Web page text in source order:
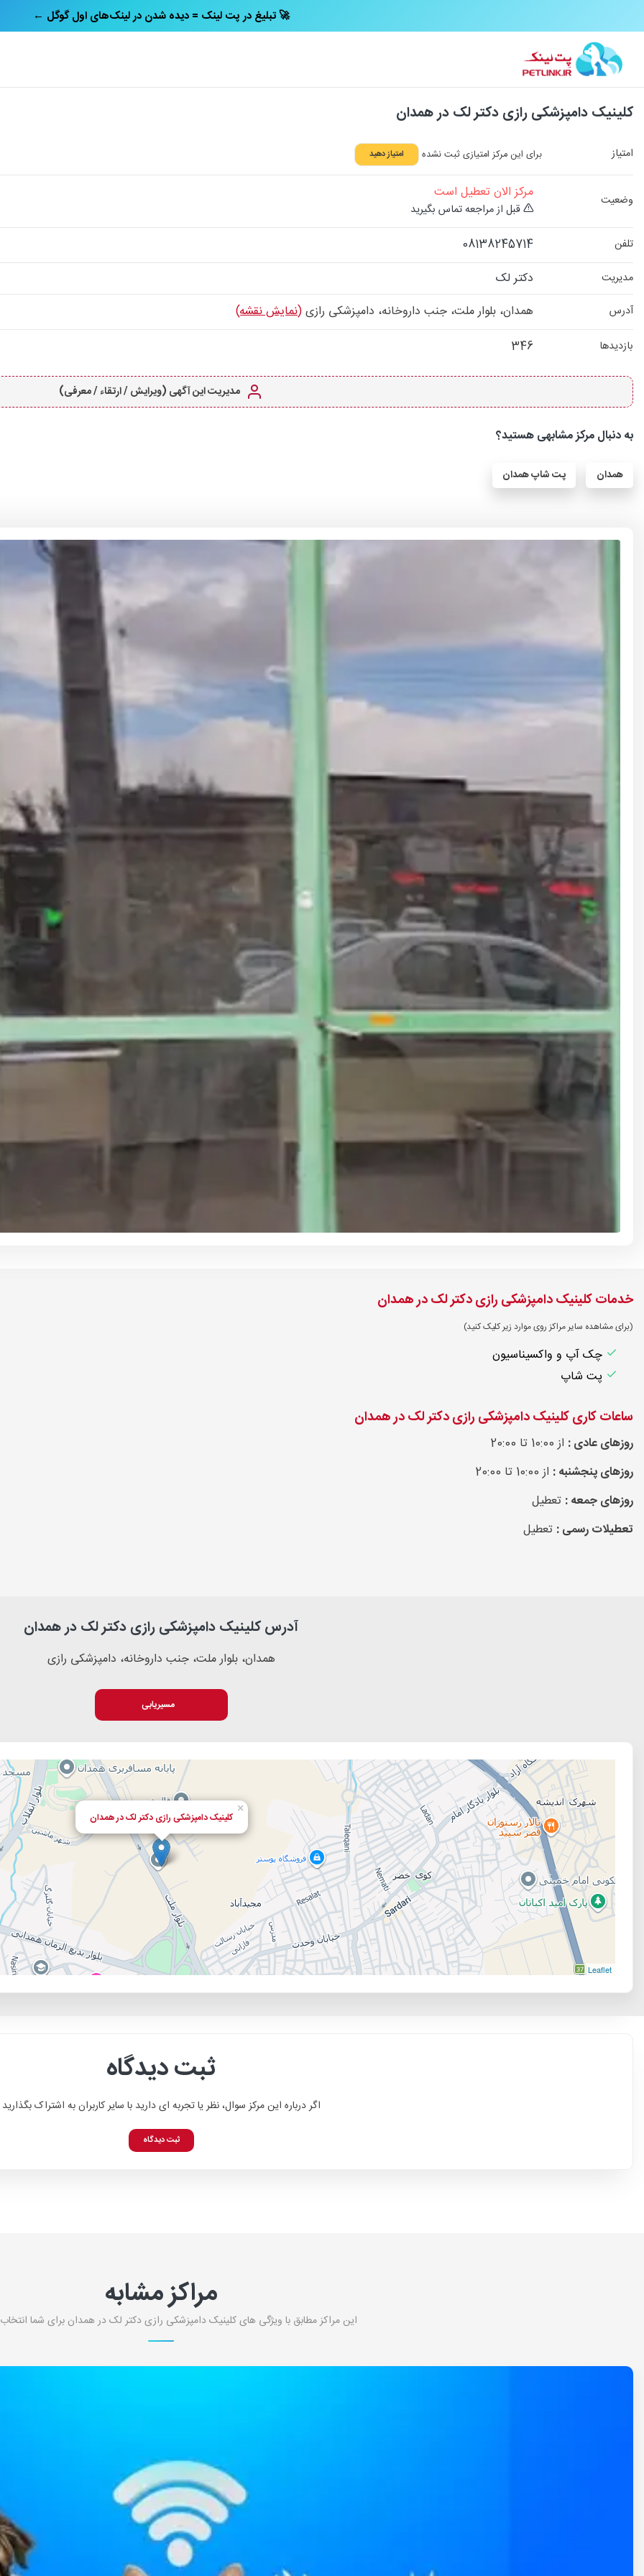
← تبلیغ در پت‌ لینک = دیده شدن در لینک‌های اول گوگل 🚀
کلینیک دامپزشکی رازی دکتر لک در همدان
امتیاز برای این مرکز امتیازی ثبت نشده امتیاز دهید
وضعیت مرکز الان تعطیل است
قبل از مراجعه تماس بگیرید
تلفن
08138245714
مدیریت دکتر لک
آدرس همدان، بلوار ملت، جنب داروخانه، دامپزشکی رازی(نمایش نقشه)
بازدیدها 346
مدیریت این آگهی (ویرایش / ارتقاء / معرفی)
به دنبال مرکز مشابهی هستید؟
همدان پت شاپ همدان
خدمات کلینیک دامپزشکی رازی دکتر لک در همدان
(برای مشاهده سایر مراکز روی موارد زیر کلیک کنید)
چک آپ و واکسیناسیون
پت شاپ
ساعات کاری کلینیک دامپزشکی رازی دکتر لک در همدان
روزهای عادی : از 10:00 تا 20:00
روزهای پنجشنبه : از 10:00 تا 20:00
روزهای جمعه : تعطیل
تعطیلات رسمی : تعطیل
آدرس کلینیک دامپزشکی رازی دکتر لک در همدان
همدان، بلوار ملت، جنب داروخانه، دامپزشکی رازی
مسیریابی
کلینیک دامپزشکی رازی دکتر لک در همدان
×
Leaflet
ثبت دیدگاه
اگر درباره این مرکز سوال، نظر یا تجربه ای دارید با سایر کاربران به اشتراک بگذارید
ثبت دیدگاه
مراکز مشابه
این مراکز مطابق با ویژگی های کلینیک دامپزشکی رازی دکتر لک در همدان برای شما